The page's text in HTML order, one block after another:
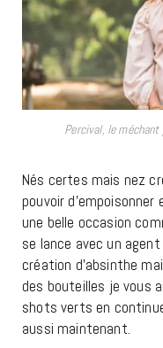
Percival, le méchant
Nés certes mais nez
pouvoir
une belle occasion
se lance avec un
création d’absinthe
des bouteilles je vous
shots verts en
aussi maintenant.